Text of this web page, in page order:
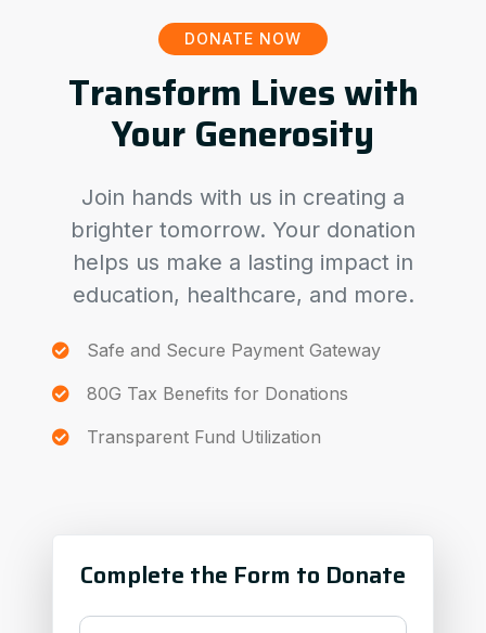
DONATE NOW
Transform Lives with
Your Generosity
Join hands with us in creating a
brighter tomorrow. Your donation
helps us make a lasting impact in
education, healthcare, and more.
Safe and Secure Payment Gateway
80G Tax Benefits for Donations
Transparent Fund Utilization
Complete the Form to Donate